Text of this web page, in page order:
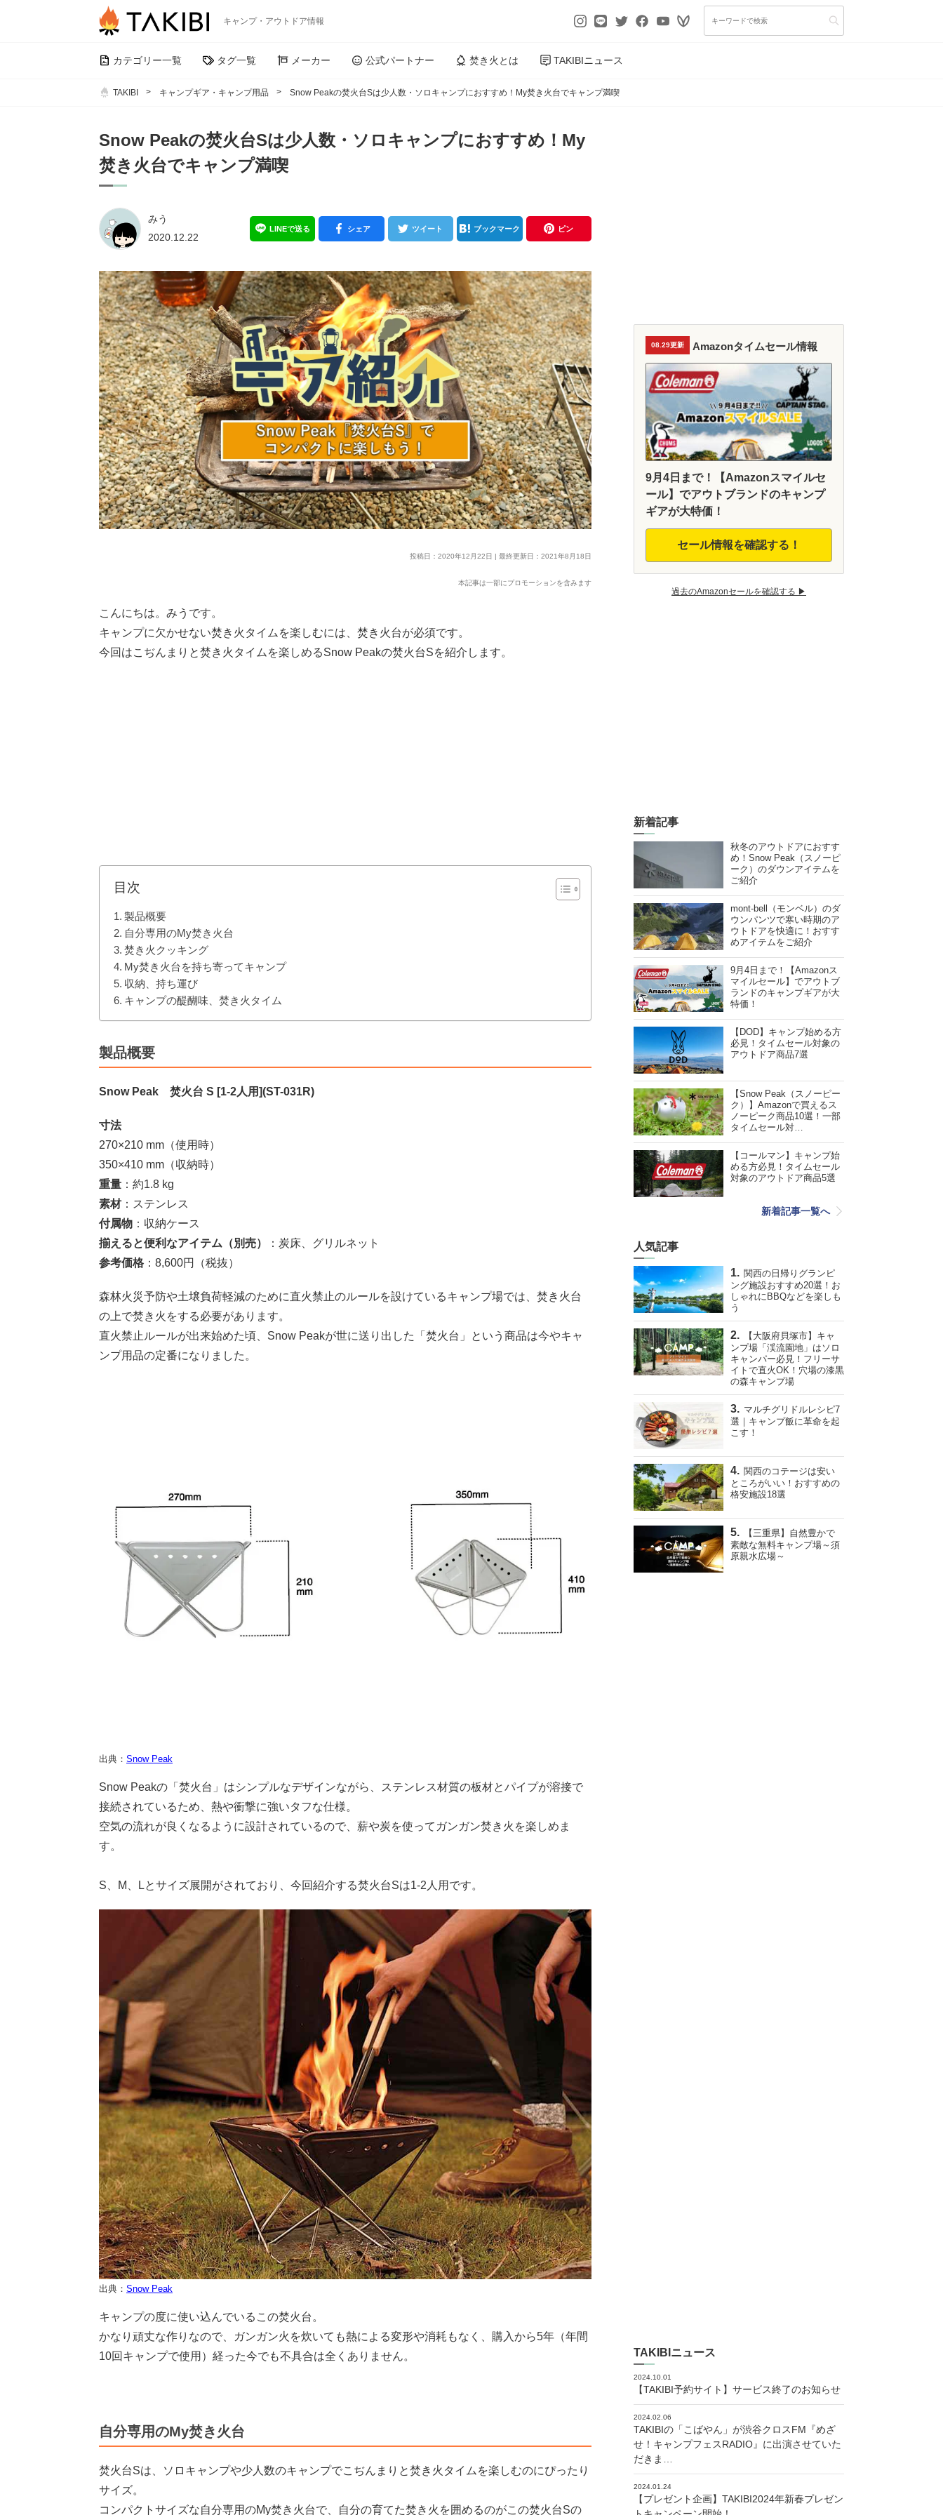
キャンプ・アウトドア情報
カテゴリー一覧 タグ一覧 メーカー 公式パートナー 焚き火とは TAKIBIニュース
TAKIBI キャンプギア・キャンプ用品 Snow Peakの焚火台Sは少人数・ソロキャンプにおすすめ！My焚き火台でキャンプ満喫
Snow Peakの焚火台Sは少人数・ソロキャンプにおすすめ！My
焚き火台でキャンプ満喫
みう
2020.12.22
LINEで送る シェア ツイート ブックマーク ピン
投稿日：2020年12月22日 | 最終更新日：2021年8月18日
本記事は一部にプロモーションを含みます
こんにちは。みうです。
キャンプに欠かせない焚き火タイムを楽しむには、焚き火台が必須です。
今回はこぢんまりと焚き火タイムを楽しめるSnow Peakの焚火台Sを紹介します。
目次
製品概要
自分専用のMy焚き火台
焚き火クッキング
My焚き火台を持ち寄ってキャンプ
収納、持ち運び
キャンプの醍醐味、焚き火タイム
製品概要
Snow Peak 焚火台 S [1-2人用](ST-031R)
寸法
270×210 mm（使用時）
350×410 mm（収納時）
重量 ：約1.8 kg
素材：ステンレス
付属物 ：収納ケース
揃えると便利なアイテム（別売）
：炭床、グリルネット
参考価格 ：8,600円（税抜）
森林火災予防や土壌負荷軽減のために直火禁止のルールを設けているキャンプ場では、焚き火台
の上で焚き火をする必要があります。
直火禁止ルールが出来始めた頃、Snow Peakが世に送り出した「焚火台」という商品は今やキャ
ンプ用品の定番になりました。
出典： Snow Peak
Snow Peakの「焚火台」はシンプルなデザインながら、ステンレス材質の板材とパイプが溶接で
接続されているため、熱や衝撃に強いタフな仕様。
空気の流れが良くなるように設計されているので、薪や炭を使ってガンガン焚き火を楽しめま
す。
S、M、Lとサイズ展開がされており、今回紹介する焚火台Sは1-2人用です。
出典： Snow Peak
キャンプの度に使い込んでいるこの焚火台。
かなり頑丈な作りなので、ガンガン火を炊いても熱による変形や消耗もなく、購入から5年（年間
10回キャンプで使用）経った今でも不具合は全くありません。
自分専用のMy焚き火台
焚火台Sは、ソロキャンプや少人数のキャンプでこぢんまりと焚き火タイムを楽しむのにぴったり
サイズ。
コンパクトサイズな自分専用のMy焚き火台で、自分の育てた焚き火を囲めるのがこの焚火台Sの
08.29更新 Amazonタイムセール情報
9月4日まで！【Amazonスマイルセ
ール】でアウトブランドのキャンプ
ギアが大特価！
セール情報を確認する！
過去のAmazonセールを確認する ▶︎
新着記事
秋冬のアウトドアにおすす
め！Snow Peak（スノーピ
ーク）のダウンアイテムを
ご紹介
mont-bell（モンベル）のダ
ウンパンツで寒い時期のア
ウトドアを快適に！おすす
めアイテムをご紹介
9月4日まで！【Amazonス
マイルセール】でアウトブ
ランドのキャンプギアが大
特価！
【DOD】キャンプ始める方
必見！タイムセール対象の
アウトドア商品7選
【Snow Peak（スノーピー
ク）】Amazonで買えるス
ノーピーク商品10選！一部
タイムセール対…
【コールマン】キャンプ始
める方必見！タイムセール
対象のアウトドア商品5選
新着記事一覧へ
人気記事
関西の日帰りグランピ
ング施設おすすめ20選！お
しゃれにBBQなどを楽しも
う
【大阪府貝塚市】キャ
ンプ場「渓流園地」はソロ
キャンパー必見！フリーサ
イトで直火OK！穴場の漆黒
の森キャンプ場
マルチグリドルレシピ7
選｜キャンプ飯に革命を起
こす！
関西のコテージは安い
ところがいい！おすすめの
格安施設18選
【三重県】自然豊かで
素敵な無料キャンプ場～須
原親水広場～
TAKIBIニュース
2024.10.01
【TAKIBI予約サイト】サービス終了のお知らせ
2024.02.06
TAKIBIの「こばやん」が渋谷クロスFM『めざ
せ！キャンプフェスRADIO』に出演させていた
だきま…
2024.01.24
【プレゼント企画】TAKIBI2024年新春プレゼン